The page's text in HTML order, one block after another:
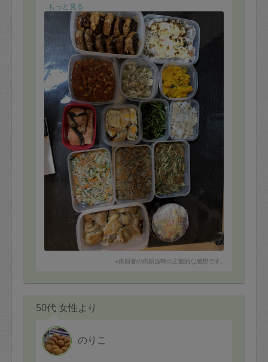
[メニュー]
☆チーズインハンバーグ
☆鮭のポテト焼き
☆鮭のバター醤油焼き
☆チリコンカン
☆チャプチェ
☆中華風春雨サラダ
☆ごぼうサラダ
☆里芋のともあえ
☆南瓜塩バター煮
☆ナスの白和え
☆ほうれん草海苔和え
☆油揚げの卵巾着
上記のメニューをあらかじめ決めていただき材料を用意
しましたが、それに加えて残っていた鶏肉や野菜を使っ
てもう2品作ってくださりました。
☆鶏肉の甘酢焼き
☆ポテトサラダ
さっそく夕食にいただきましたが、どれも美味しく、子
供達も喜んで食べました。
タッパーにお料理の名前と、保存方法、保存日数を書い
たシールを貼ってくださっているので、わかりやすくて
ありがとうございました。
もっと見る
※依頼者の依頼当時の主観的な感想です。
50代 女性より
のりこ